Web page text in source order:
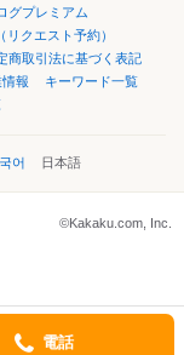
グプレミアム
リクエスト予約）
商取引法に基づく表記
報
キーワード一覧
어 日本語
©Kakaku.com, Inc.
電話